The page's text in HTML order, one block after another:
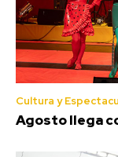
Cultura y
Agosto llega